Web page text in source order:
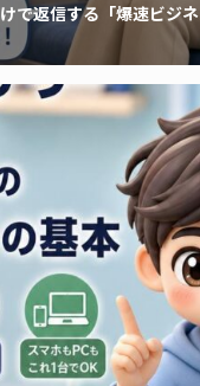
で返信する「爆速ビジ